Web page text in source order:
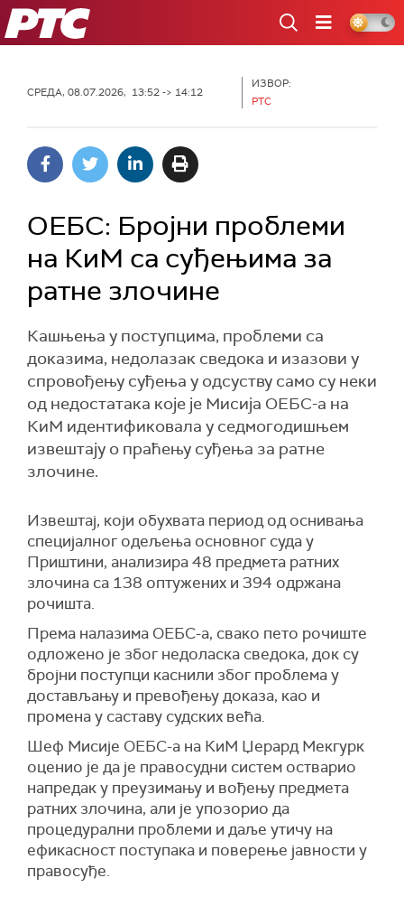
РТС
СРЕДА, 08.07.2026, 13:52 -> 14:12
ИЗВОР:
РТС
ОЕБС: Бројни проблеми
на КиМ са суђењима за
ратне злочине
Кашњења у поступцима, проблеми са
доказима, недолазак сведока и изазови у
спровођењу суђења у одсуству само су неки
од недостатака које је Мисија ОЕБС-а на
КиМ идентификовала у седмогодишњем
извештају о праћењу суђења за ратне
злочине.
Извештај, који обухвата период од оснивања
специјалног одељења основног суда у
Приштини, анализира 48 предмета ратних
злочина са 138 оптужених и 394 одржана
рочишта.
Према налазима ОЕБС-а, свако пето рочиште
одложено је због недоласка сведока, док су
бројни поступци каснили због проблема у
достављању и превођењу доказа, као и
промена у саставу судских већа.
Шеф Мисије ОЕБС-а на КиМ Џерард Мекгурк
оценио је да је правосудни систем остварио
напредак у преузимању и вођењу предмета
ратних злочина, али је упозорио да
процедурални проблеми и даље утичу на
ефикасност поступака и поверење јавности у
правосуђе.